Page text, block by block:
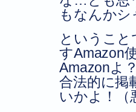
もなんかシ
というこ
すAmazon
Amazonよ
合法的に掲
いかよ！（